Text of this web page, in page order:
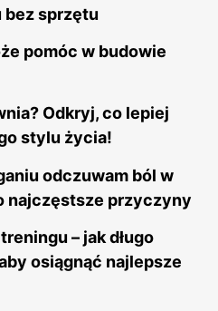
sprzętu
pomóc w budowie
Odkryj, co lepiej
stylu życia!
odczuwam ból w
najczęstsze przyczyny
– jak długo
osiągnąć najlepsze